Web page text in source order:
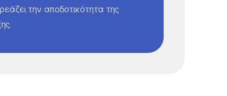
την αποδοτικότητα της